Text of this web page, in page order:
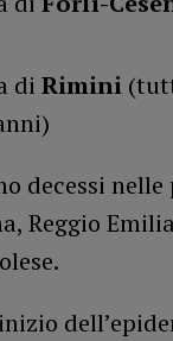
di Rimini
decessi
Reggio